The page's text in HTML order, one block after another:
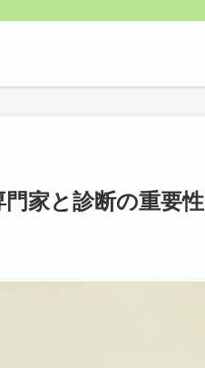
家と診断の重要性